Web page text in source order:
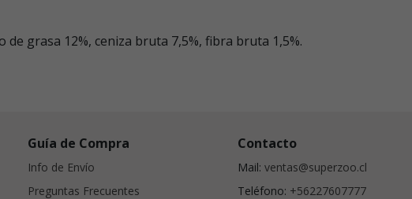
grasa 12%, ceniza bruta 7,5%, fibra bruta 1,5%.
Guía de Compra
Info de Envío
Preguntas Frecuentes
Contacto
Mail: ventas@superzoo.cl
Teléfono: +56227607777